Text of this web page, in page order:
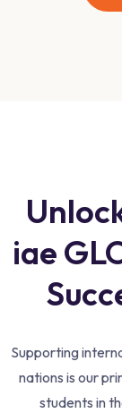
iae
Supporting
nations is our
students in